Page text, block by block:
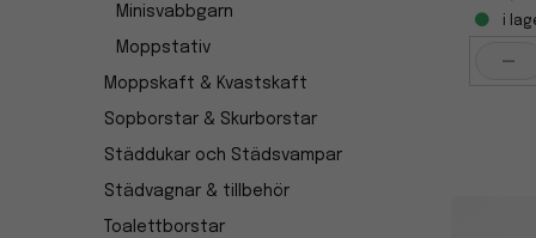
Minisvabbgarn
Moppstativ
Moppskaft & Kvastskaft
Sopborstar & Skurborstar
Städdukar och Städsvampar
Städvagnar & tillbehör
Toalettborstar
i
-